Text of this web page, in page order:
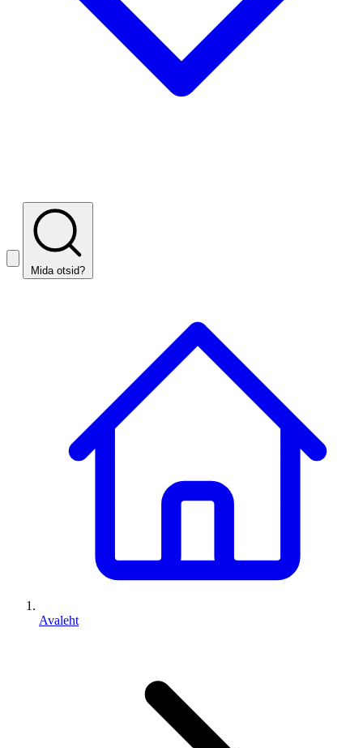
Mida otsid?
Avaleht